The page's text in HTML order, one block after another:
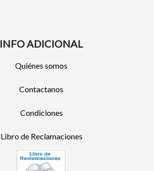
INFO ADICIONAL
Quiénes somos
Contactanos
Condiciones
Libro de Reclamaciones